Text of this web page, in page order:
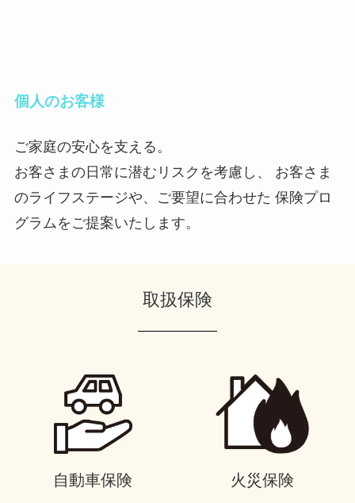
個人のお客様
ご家庭の安心を支える。
お客さまの日常に潜むリスクを考慮し、 お客さま
のライフステージや、ご要望に合わせた 保険プロ
グラムをご提案いたします。
取扱保険
自動車保険 火災保険